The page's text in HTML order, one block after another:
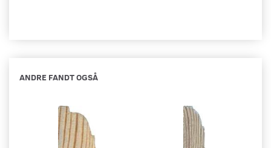
ANDRE FANDT OGSÅ